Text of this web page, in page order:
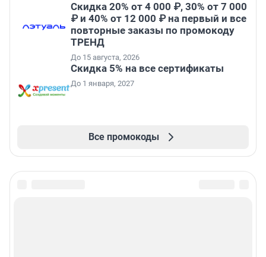
Скидка 20% от 4 000 ₽, 30% от 7 000
₽ и 40% от 12 000 ₽ на первый и все
повторные заказы по промокоду
ТРЕНД
До 15 августа, 2026
Скидка 5% на все сертификаты
До 1 января, 2027
Все промокоды